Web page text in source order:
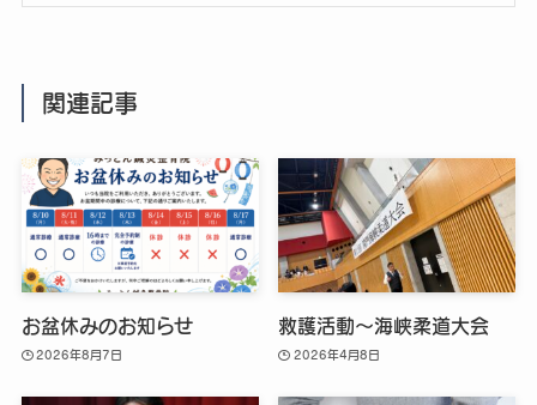
関連記事
お盆休みのお知らせ
2026年8月7日
救護活動～海峡柔道大会
2026年4月8日